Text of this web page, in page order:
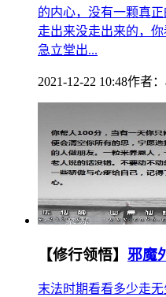
的内心，没有一颗真
走出来没走出来的，
急立堂出...
2021-12-22 10:48作者：
【修行领悟】 邪魔
末法时期看看多少走